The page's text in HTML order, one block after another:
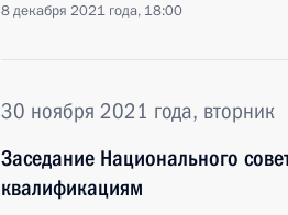
8 декабря 2021 года, 18:00
30 ноября 2021 года, вторник
Заседание Национального
квалификациям